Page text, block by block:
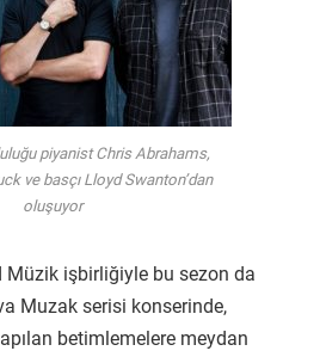
piyanist Chris Abrahams,
ve basçı Lloyd Swanton’dan
oluşuyor
Müzik işbirliğiyle bu sezon da
Muzak serisi konserinde,
betimlemelere meydan